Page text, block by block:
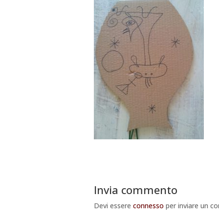
Invia commento
Devi essere connesso per inviare un